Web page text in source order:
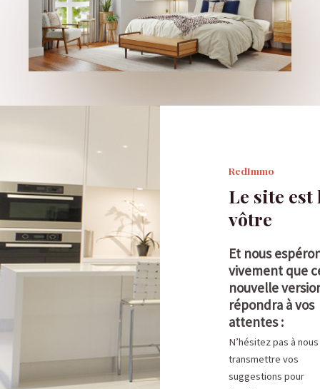
RedImmo
Le site est
vôtre
Et nous
vivement que
nouvelle
répondra à vos
attentes :
N’hésitez pas à nous
transmettre vos
suggestions pour